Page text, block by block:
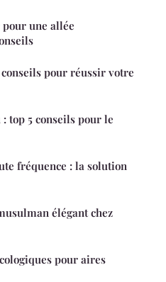
une allée
pour réussir votre
top 5 conseils pour le
fréquence : la solution
élégant chez
pour aires